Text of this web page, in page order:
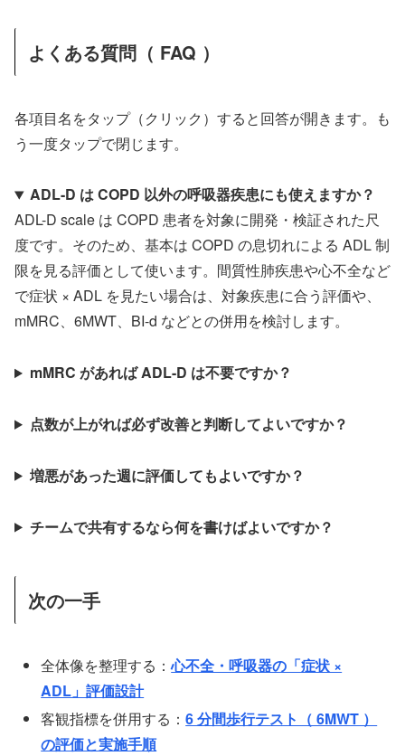
よくある質問（ FAQ ）
各項目名をタップ（クリック）すると回答が開きます。も
う一度タップで閉じます。
ADL-D は COPD 以外の呼吸器疾患にも使えますか？
ADL-D scale は COPD 患者を対象に開発・検証された尺
度です。そのため、基本は COPD の息切れによる ADL 制
限を見る評価として使います。間質性肺疾患や心不全など
で症状 × ADL を見たい場合は、対象疾患に合う評価や、
mMRC、6MWT、BI-d などとの併用を検討します。
mMRC があれば ADL-D は不要ですか？
点数が上がれば必ず改善と判断してよいですか？
増悪があった週に評価してもよいですか？
チームで共有するなら何を書けばよいですか？
次の一手
全体像を整理する：心不全・呼吸器の「症状 ×
ADL」評価設計
客観指標を併用する：6 分間歩行テスト（ 6MWT ）
の評価と実施手順